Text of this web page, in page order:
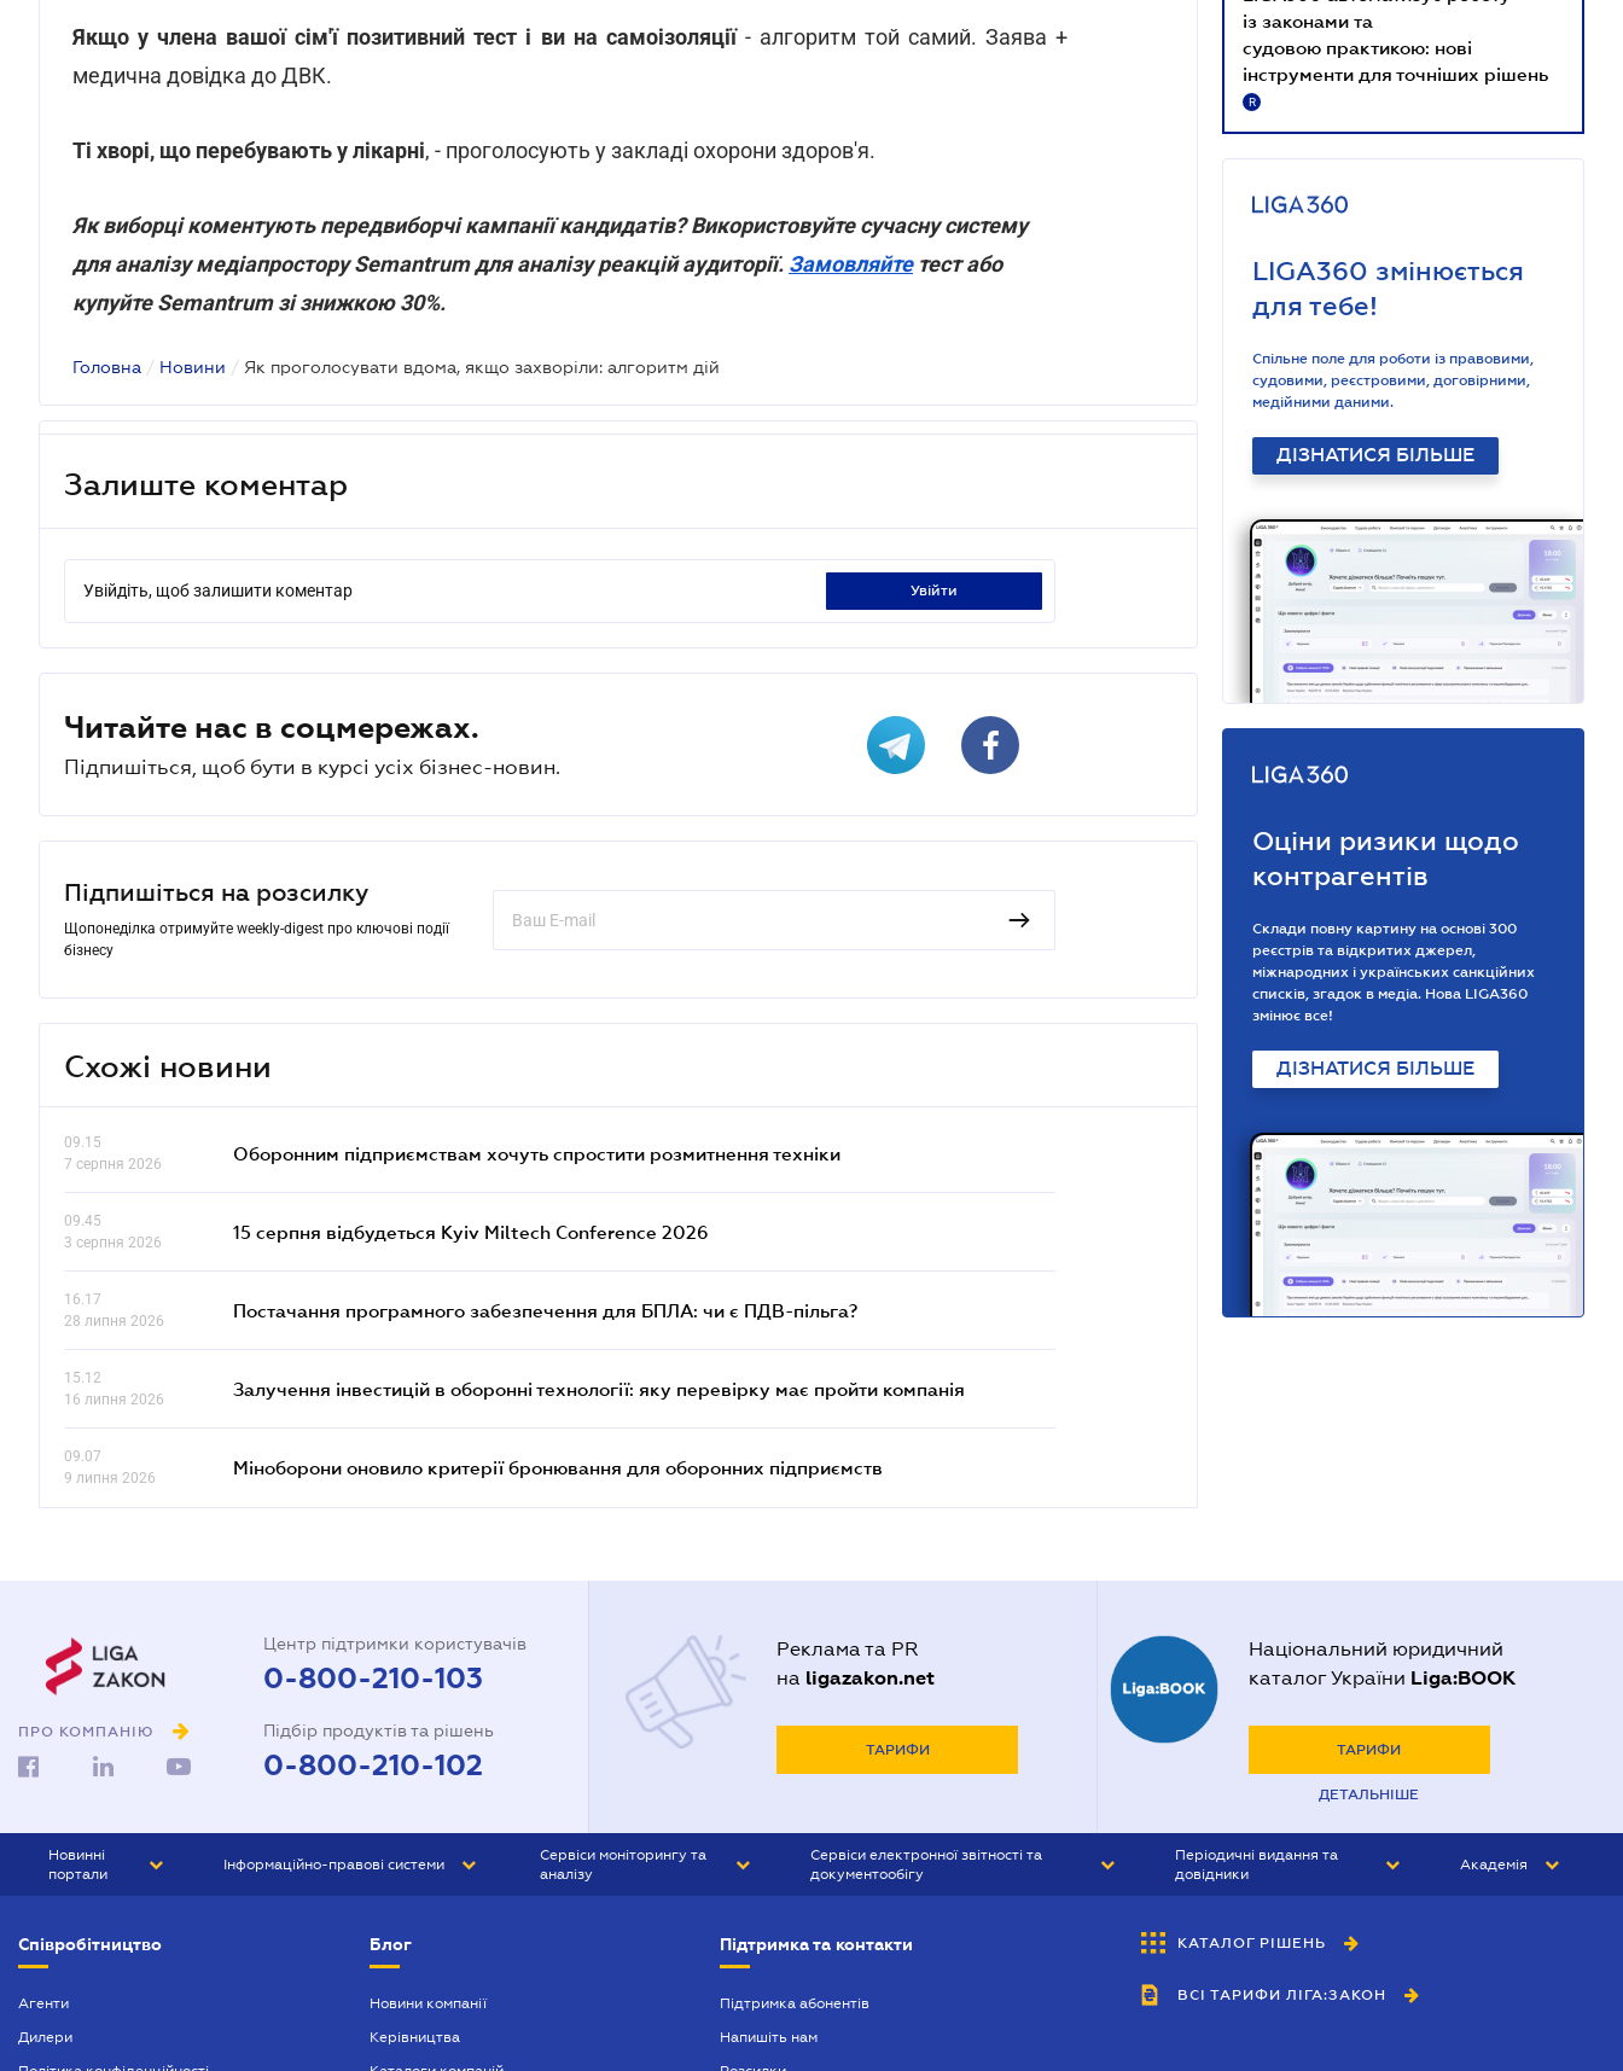
Якщо у члена вашої сім'ї позитивний тест і ви на самоізоляції - алгоритм той самий. Заява +
медична довідка до ДВК.
Ті хворі, що перебувають у лікарні, - проголосують у закладі охорони здоров'я.
Як виборці коментують передвиборчі кампанії кандидатів? Використовуйте сучасну систему
для аналізу медіапростору Semantrum для аналізу реакцій аудиторії. Замовляйтетест або
купуйте Semantrum зі знижкою 30%.
Головна / Новини / Як проголосувати вдома, якщо захворіли: алгоритм дій
Залиште коментар
Увійдіть, щоб залишити коментар увійти
Читайте нас в соцмережах.
Підпишіться, щоб бути в курсі усіх бізнес-новин.
Підпишіться на розсилку
Щопонеділка отримуйте weekly-digest про ключові події
бізнесу
Схожі новини
09.15
7 серпня 2026
Оборонним підприємствам хочуть спростити розмитнення техніки
09.45
3 серпня 2026
15 серпня відбудеться Kyiv Miltech Conference 2026
16.17
28 липня 2026
Постачання програмного забезпечення для БПЛА: чи є ПДВ-пільга?
15.12
16 липня 2026
Залучення інвестицій в оборонні технології: яку перевірку має пройти компанія
09.07
9 липня 2026
Міноборони оновило критерії бронювання для оборонних підприємств
із законами та
судовою практикою: нові
інструменти для точніших рішень
R
LIGA360 змінюється
для тебе!
Спільне поле для роботи із правовими,
судовими, реєстровими, договірними,
медійними даними.
ДІЗНАТИСЯ БІЛЬШЕ
Оціни ризики щодо
контрагентів
Склади повну картину на основі 300
реєстрів та відкритих джерел,
міжнародних і українських санкційних
списків, згадок в медіа. Нова LIGA360
змінює все!
ДІЗНАТИСЯ БІЛЬШЕ
ПРО КОМПАНІЮ
Центр підтримки користувачів
0-800-210-103
Підбір продуктів та рішень
0-800-210-102
Реклама та PR
на ligazakon.net
ТАРИФИ
Національний юридичний
каталог України Liga:BOOK
ТАРИФИ
ДЕТАЛЬНІШЕ
Новинні
портали
БІЗНЕС
Інформаційно-правові системи
БУХГАЛТЕР ПРОФ
Сервіси моніторингу та
аналізу
Сервіси електронної звітності та
документообігу
Періодичні видання та
довідники
БУХГАЛТЕР&ЗАКОН
ВІСНИК МСФЗ
Академія
Співробітництво
Агенти
Дилери
Блог
Новини компанії
Керівництва
Підтримка та контакти
Підтримка абонентів
Напишіть нам
КАТАЛОГ РІШЕНЬ
ВСІ ТАРИФИ ЛІГА:ЗАКОН